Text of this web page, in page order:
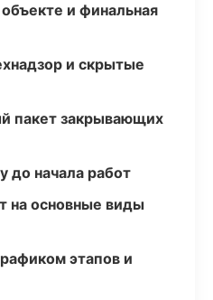
и финальная
и скрытые
пакет закрывающих
до начала работ
на основные виды
этапов и